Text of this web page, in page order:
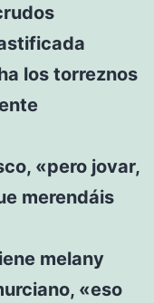
los torreznos
«pero jovar,
merendáis
melany
«eso